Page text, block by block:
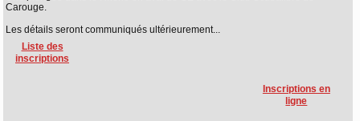
Carouge.
Les détails seront communiqués ultérieurement...
Liste des
inscriptions
Inscriptions en
ligne